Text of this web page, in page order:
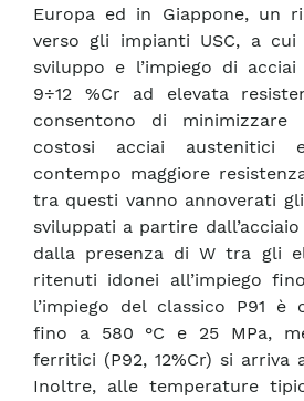
Europa ed in Giappone, un
verso gli impianti USC, a
sviluppo e l’impiego di
9÷12 %Cr ad elevata
consentono di minimizzare
costosi acciai austenitici
contempo maggiore
tra questi vanno annoverati gli
sviluppati a partire
dalla presenza di W tra gli
ritenuti idonei all’impiego
l’impiego del classico P91 è
fino a 580 °C e 25 MPa,
ferritici (P92, 12%Cr) si arriva
Inoltre, alle temperature